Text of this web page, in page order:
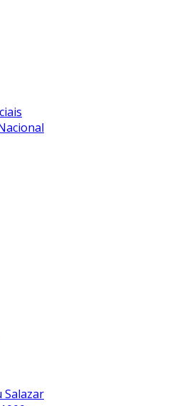
Salazar